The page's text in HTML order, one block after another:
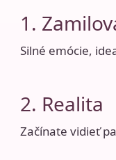
1.
Silné emócie,
2. Realita
Začínate vidieť